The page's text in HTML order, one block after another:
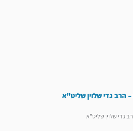
הרב גדי שלוין שליט"א
גדי שלוין שליט"א